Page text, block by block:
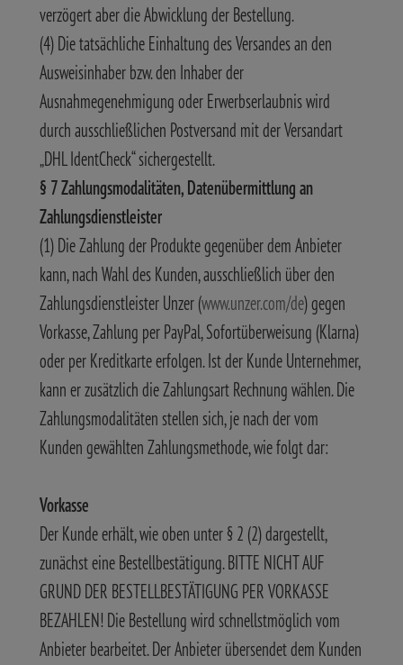
verzögert aber die Abwicklung der Bestellung.
(4) Die tatsächliche Einhaltung des Versandes an den
Ausweisinhaber bzw. den Inhaber der
Ausnahmegenehmigung oder Erwerbserlaubnis wird
durch ausschließlichen Postversand mit der Versandart
„DHL IdentCheck“ sichergestellt.
§ 7 Zahlungsmodalitäten, Datenübermittlung an
Zahlungsdienstleister
(1) Die Zahlung der Produkte gegenüber dem Anbieter
kann, nach Wahl des Kunden, ausschließlich über den
Zahlungsdienstleister Unzer (www.unzer.com/de) gegen
Vorkasse, Zahlung per PayPal, Sofortüberweisung (Klarna)
oder per Kreditkarte erfolgen. Ist der Kunde Unternehmer,
kann er zusätzlich die Zahlungsart Rechnung wählen. Die
Zahlungsmodalitäten stellen sich, je nach der vom
Kunden gewählten Zahlungsmethode, wie folgt dar:
Vorkasse
Der Kunde erhält, wie oben unter § 2 (2) dargestellt,
zunächst eine Bestellbestätigung. BITTE NICHT AUF
GRUND DER BESTELLBESTÄTIGUNG PER VORKASSE
BEZAHLEN! Die Bestellung wird schnellstmöglich vom
Anbieter bearbeitet. Der Anbieter übersendet dem Kunden